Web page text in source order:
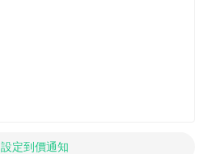
設定到價通知